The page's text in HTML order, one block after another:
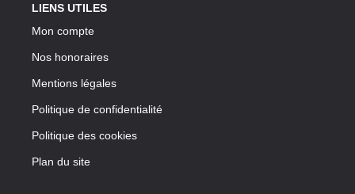
LIENS UTILES
Mon compte
Nos honoraires
Mentions légales
Politique de confidentialité
Politique des cookies
Plan du site